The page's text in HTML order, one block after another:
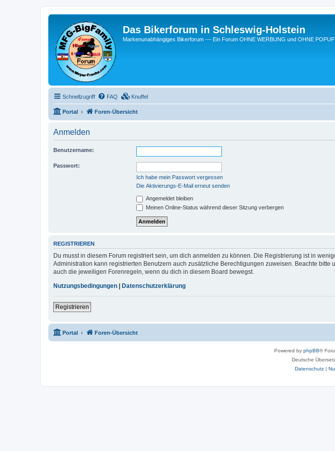
Das Bikerforum in Schleswig-Holstein
Markenunabhängiges Bikerforum --- Ein Forum OHNE WERBUNG und OHNE
Schnellzugriff FAQ Knuffel
Portal Foren-Übersicht
Anmelden
Benutzername:
Passwort:
Ich habe mein Passwort vergessen
Die Aktivierungs-E-Mail erneut senden
Angemeldet bleiben
Meinen Online-Status während dieser Sitzung verbergen
REGISTRIEREN
Du musst in diesem Forum registriert sein, um dich anmelden zu können. Die Registrierung ist in
Administration kann registrierten Benutzern auch zusätzliche Berechtigungen zuweisen. Beachte
auch die jeweiligen Forenregeln, wenn du dich in diesem Board bewegst.
Nutzungsbedingungen | Datenschutzerklärung
Registrieren
Portal Foren-Übersicht
Powered by phpBB®
Deutsche
Datenschutz|